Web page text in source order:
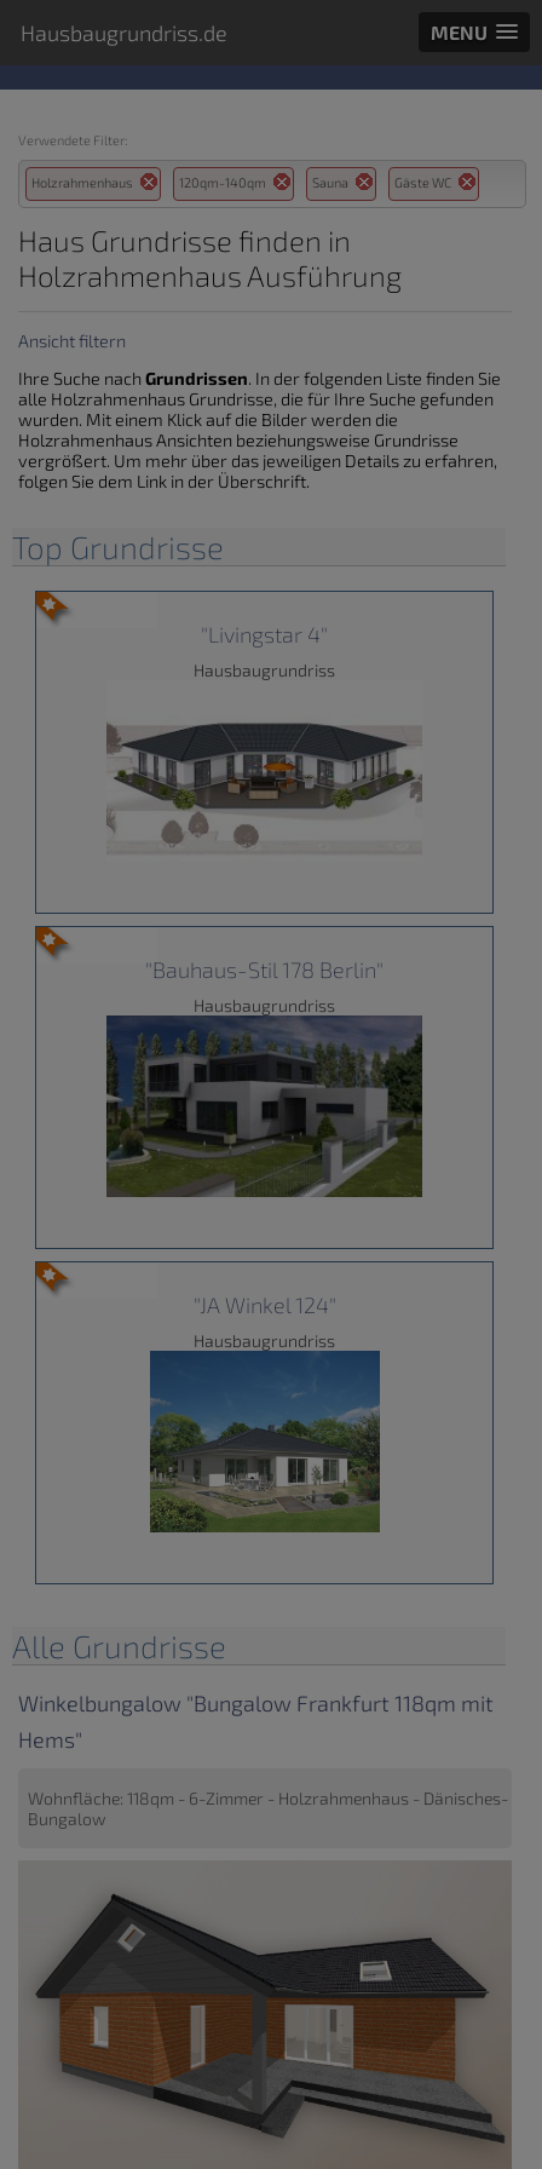
Hausbaugrundriss.de MENU
Verwendete Filter:
Holzrahmenhaus 120qm-140qm Sauna Gäste WC
Haus Grundrisse finden in
Holzrahmenhaus Ausführung
Ansicht filtern
Ihre Suche nach Grundrissen. In der folgenden Liste finden Sie
alle Holzrahmenhaus Grundrisse, die für Ihre Suche gefunden
wurden. Mit einem Klick auf die Bilder werden die
Holzrahmenhaus Ansichten beziehungsweise Grundrisse
vergrößert. Um mehr über das jeweiligen Details zu erfahren,
folgen Sie dem Link in der Überschrift.
Top Grundrisse
"Livingstar 4"
Hausbaugrundriss
"Bauhaus-Stil 178 Berlin"
Hausbaugrundriss
"JA Winkel 124"
Hausbaugrundriss
Alle Grundrisse
Winkelbungalow "Bungalow Frankfurt 118qm mit
Hems"
Wohnfläche: 118qm - 6-Zimmer - Holzrahmenhaus - Dänisches-
Bungalow